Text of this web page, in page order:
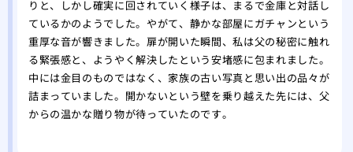
りと、しかし確実に回されていく様子は、まるで金庫と対話し
ているかのようでした。やがて、静かな部屋にガチャンという
重厚な音が響きました。扉が開いた瞬間、私は父の秘密に触れ
る緊張感と、ようやく解決したという安堵感に包まれました。
中には金目のものではなく、家族の古い写真と思い出の品々が
詰まっていました。開かないという壁を乗り越えた先には、父
からの温かな贈り物が待っていたのです。